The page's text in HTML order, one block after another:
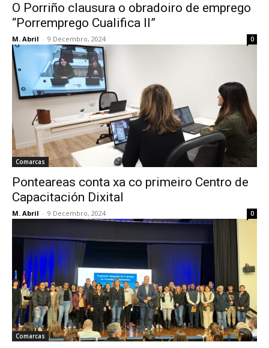
O Porriño clausura o obradoiro de emprego
“Porremprego Cualifica II”
M. Abril - 9 Decembro, 2024 0
Comarcas
Ponteareas conta xa co primeiro Centro de
Capacitación Dixital
M. Abril - 9 Decembro, 2024 0
Comarcas